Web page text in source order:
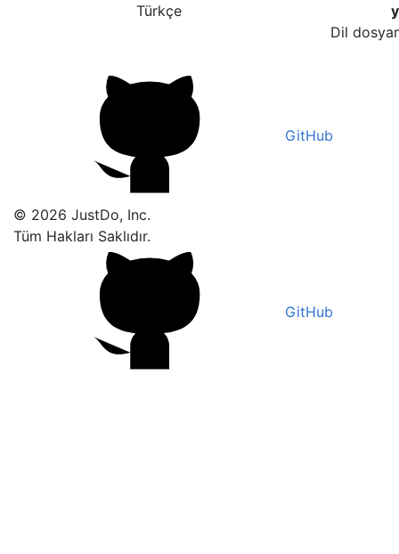
Türkçe
Dil
GitHub
© 2026 JustDo, Inc.
Tüm Hakları Saklıdır.
GitHub